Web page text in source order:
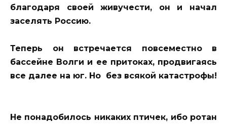
благодаря своей живучести, он и начал
заселять Россию.
Теперь он встречается повсеместно в
бассейне Волги и ее притоках, продвигаясь
все далее на юг. Но без всякой катастрофы!
Не понадобилось никаких птичек, ибо ротан